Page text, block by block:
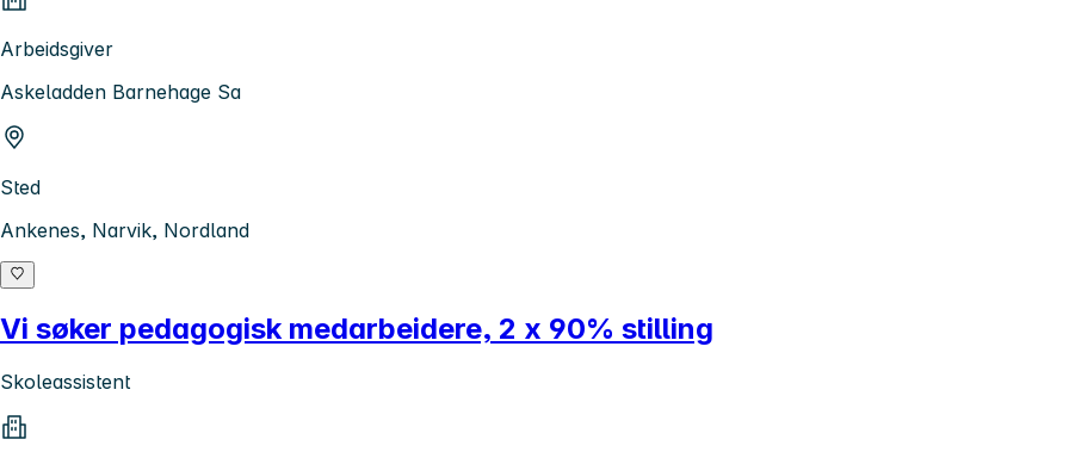
Arbeidsgiver
Askeladden Barnehage Sa
Sted
Ankenes, Narvik, Nordland
Vi søker pedagogisk medarbeidere, 2 x 90% stilling
Skoleassistent